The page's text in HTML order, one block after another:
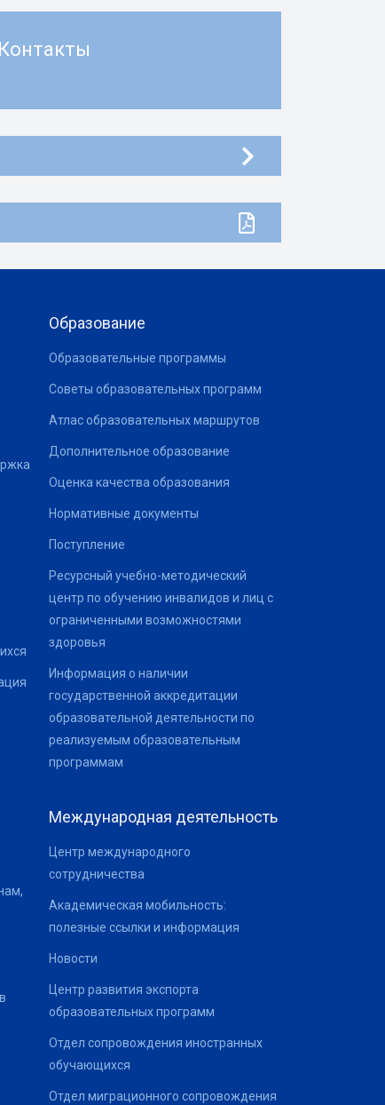
Контакты
Образование
Образовательные программы
Советы образовательных программ
Атлас образовательных маршрутов
Дополнительное образование
Оценка качества образования
Нормативные документы
Поступление
Ресурсный учебно-методический
центр по обучению инвалидов и лиц с
ограниченными возможностями
здоровья
Информация о наличии
государственной аккредитации
образовательной деятельности по
реализуемым образовательным
программам
Международная деятельность
Центр международного
сотрудничества
Академическая мобильность:
полезные ссылки и информация
Новости
Центр развития экспорта
образовательных программ
Отдел сопровождения иностранных
обучающихся
Отдел миграционного сопровождения